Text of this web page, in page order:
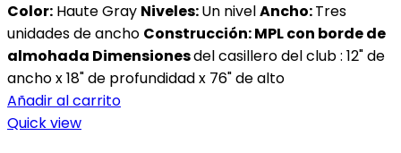
Color: Haute Gray Niveles:Un nivelAncho:Tres
unidades de ancho Construcción: MPL con borde de
almohada Dimensionesdel casillero del club : 12" de
ancho x 18" de profundidad x 76" de alto
Añadir al carrito
Quick view